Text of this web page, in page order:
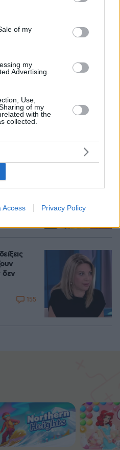
and its third-party tags to
purposes in below Google
of my
my
Advertising.
Use,
of my
with the
collected.
Access Privacy Policy
σε
48
Γιατί
τρία
δεν
155